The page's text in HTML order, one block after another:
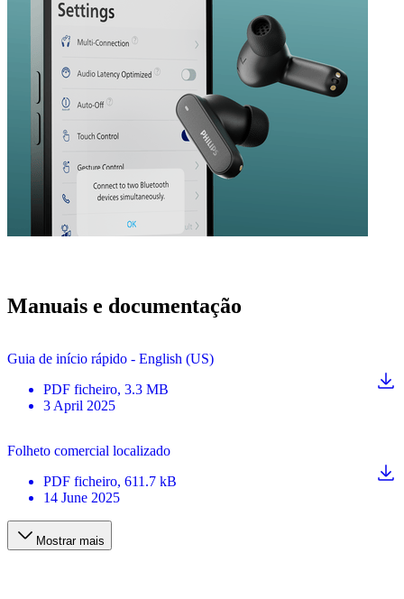
Manuais e documentação
Guia de início rápido - English (US)
PDF ficheiro, 3.3 MB
3 April 2025
Folheto comercial localizado
PDF ficheiro, 611.7 kB
14 June 2025
Mostrar mais